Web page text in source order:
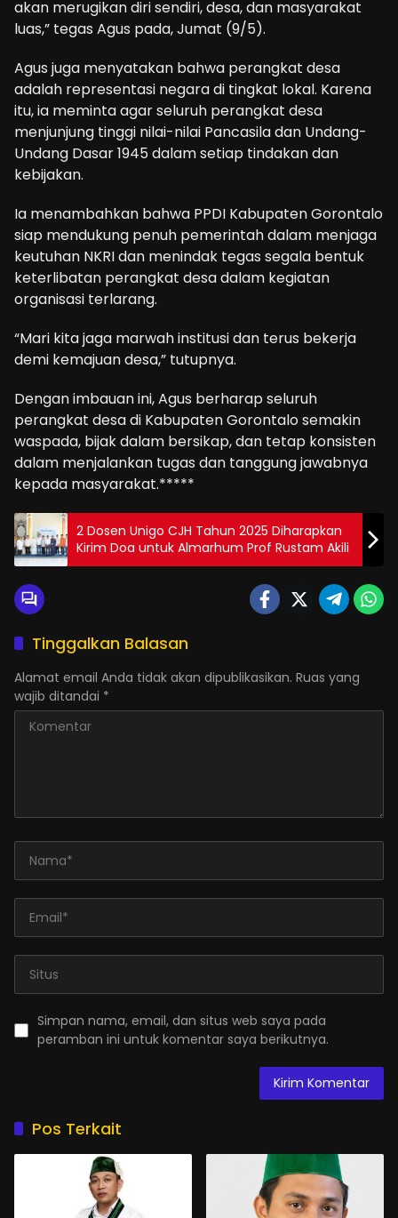
akan merugikan diri sendiri, desa, dan masyarakat
luas,” tegas Agus pada, Jumat (9/5).
Agus juga menyatakan bahwa perangkat desa
adalah representasi negara di tingkat lokal. Karena
itu, ia meminta agar seluruh perangkat desa
menjunjung tinggi nilai-nilai Pancasila dan Undang-
Undang Dasar 1945 dalam setiap tindakan dan
kebijakan.
Ia menambahkan bahwa PPDI Kabupaten Gorontalo
siap mendukung penuh pemerintah dalam menjaga
keutuhan NKRI dan menindak tegas segala bentuk
keterlibatan perangkat desa dalam kegiatan
organisasi terlarang.
“Mari kita jaga marwah institusi dan terus bekerja
demi kemajuan desa,” tutupnya.
Dengan imbauan ini, Agus berharap seluruh
perangkat desa di Kabupaten Gorontalo semakin
waspada, bijak dalam bersikap, dan tetap konsisten
dalam menjalankan tugas dan tanggung jawabnya
kepada masyarakat.*****
2 Dosen Unigo CJH Tahun 2025 Diharapkan
Kirim Doa untuk Almarhum Prof Rustam Akili
Tinggalkan Balasan
Alamat email Anda tidak akan dipublikasikan. Ruas yang
wajib ditandai *
Simpan nama, email, dan situs web saya pada
peramban ini untuk komentar saya berikutnya.
Pos Terkait